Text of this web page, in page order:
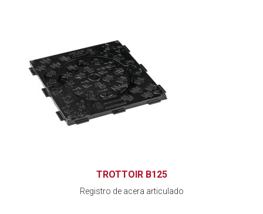
TROTTOIR B125
Registro de acera articulado